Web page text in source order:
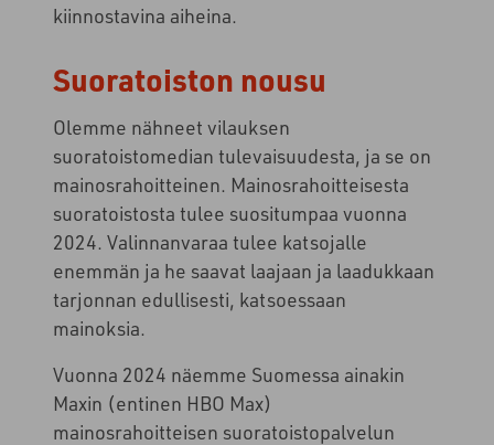
kiinnostavina aiheina.
Suoratoiston nousu
Olemme nähneet vilauksen
suoratoistomedian tulevaisuudesta, ja se on
mainosrahoitteinen. Mainosrahoitteisesta
suoratoistosta tulee suositumpaa vuonna
2024. Valinnanvaraa tulee katsojalle
enemmän ja he saavat laajaan ja laadukkaan
tarjonnan edullisesti, katsoessaan
mainoksia.
Vuonna 2024 näemme Suomessa ainakin
Maxin (entinen HBO Max)
mainosrahoitteisen suoratoistopalvelun